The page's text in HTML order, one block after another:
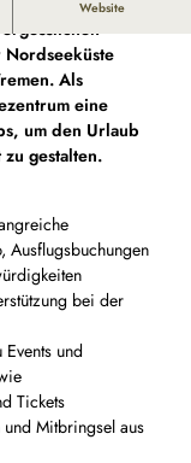
Website
Nordseeküste
Als
eine
um den Urlaub
gestalten.
Ausflugsbuchungen
bei der
und
Tickets
und Mitbringsel aus